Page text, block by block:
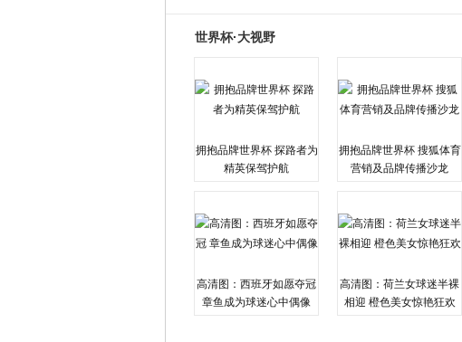
世界杯·大视野
拥抱品牌世界杯 探路者为
精英保驾护航
拥抱品牌世界杯 搜狐体育
营销及品牌传播沙龙
高清图：西班牙如愿夺冠
章鱼成为球迷心中偶像
高清图：荷兰女球迷半裸
相迎 橙色美女惊艳狂欢